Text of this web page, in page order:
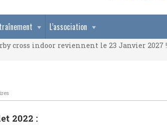
L’association
cross indoor reviennent le 23 Janvier 2027 !
cross indoor reviennent le 23 Janvier 2027 !
2022 :